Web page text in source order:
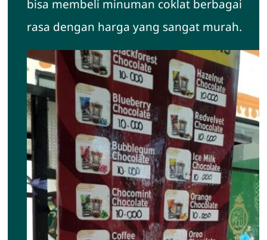
bisa membeli minuman coklat berbagai
rasa dengan harga yang sangat murah.